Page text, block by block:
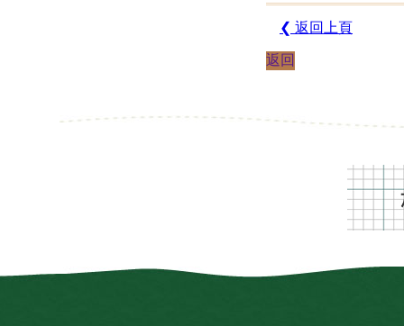
❮ 返回上頁
返回